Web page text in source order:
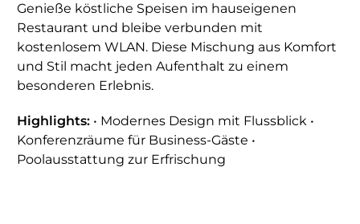
Genieße köstliche Speisen im hauseigenen
Restaurant und bleibe verbunden mit
kostenlosem WLAN. Diese Mischung aus Komfort
und Stil macht jeden Aufenthalt zu einem
besonderen Erlebnis.
Highlights: • Modernes Design mit Flussblick •
Konferenzräume für Business-Gäste •
Poolausstattung zur Erfrischung